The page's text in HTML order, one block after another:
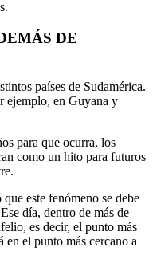
DE
países de Sudamérica.
ejemplo, en Guyana y
para que ocurra, los
como un hito para futuros
este fenómeno se debe
día, dentro de más de
es decir, el punto más
el punto más cercano a